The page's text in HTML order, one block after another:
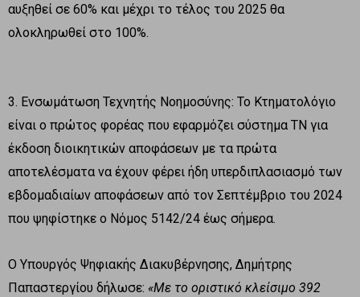
αυξηθεί σε 60% και μέχρι το τέλος του 2025 θα
ολοκληρωθεί στο 100%.
3. Ενσωμάτωση Τεχνητής Νοημοσύνης: Το Κτηματολόγιο
είναι ο πρώτος φορέας που εφαρμόζει σύστημα ΤΝ για
έκδοση διοικητικών αποφάσεων με τα πρώτα
αποτελέσματα να έχουν φέρει ήδη υπερδιπλασιασμό των
εβδομαδιαίων αποφάσεων από τον Σεπτέμβριο του 2024
που ψηφίστηκε ο Νόμος 5142/24 έως σήμερα.
Ο Υπουργός Ψηφιακής Διακυβέρνησης, Δημήτρης
Παπαστεργίου δήλωσε: «Με το οριστικό κλείσιμο 392